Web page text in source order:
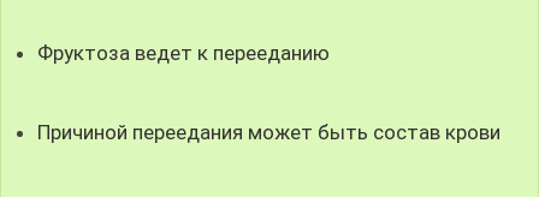
Фруктоза ведет к перееданию
Причиной переедания может быть состав крови